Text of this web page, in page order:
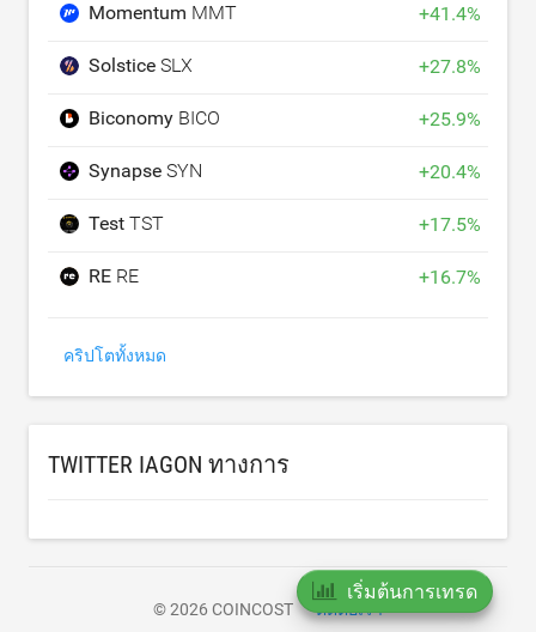
Momentum MMT +41.4%
Solstice SLX +27.8%
Biconomy BICO +25.9%
Synapse SYN +20.4%
Test TST +17.5%
RE RE +16.7%
คริปโตทั้งหมด
TWITTER IAGON ทางการ
© 2026 COINCOST ติดต่อเรา
เริ่มต้นการเทรด